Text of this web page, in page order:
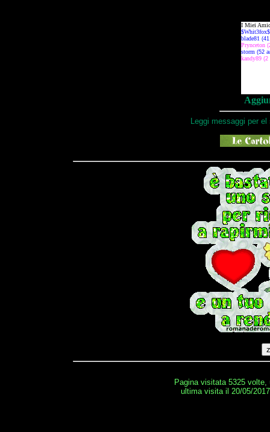
Leggi messaggi per el
Pagina visitata 5325
ultima visita il 20/05/